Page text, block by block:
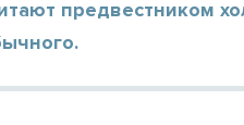
предвестником